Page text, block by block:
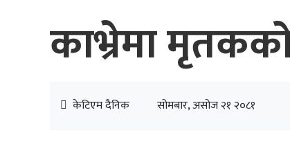
काभ्रेमा
केटिएम दैनिक सोमबार, असोज २१ २०८१